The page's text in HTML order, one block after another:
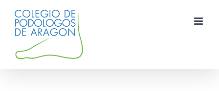
contenido